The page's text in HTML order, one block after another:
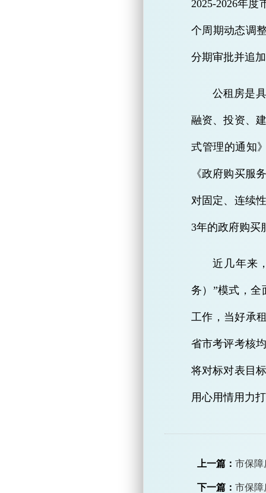
2025-2026年
个周期动态调
分期审批并追
公租房是
融资、投资、
式管理的通知
《政府购买服
对固定、连续
3年的政府购买
近几年来
务）”模式，
工作，当好承
省市考评考核
将对标对表目
用心用情用力
上一篇： 市保障
下一篇： 市保障